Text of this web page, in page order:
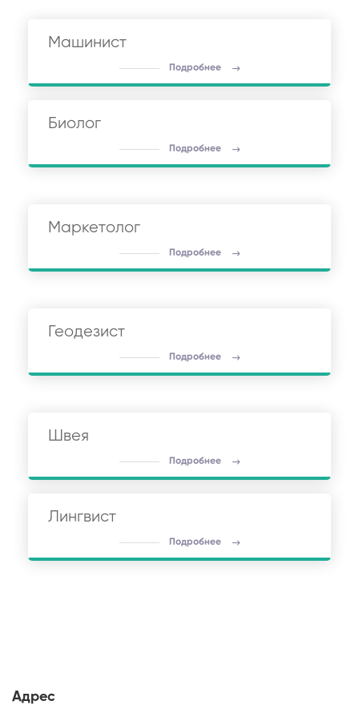
Машинист
Подробнее
Биолог
Подробнее
Маркетолог
Подробнее
Геодезист
Подробнее
Швея
Подробнее
Лингвист
Подробнее
Адрес